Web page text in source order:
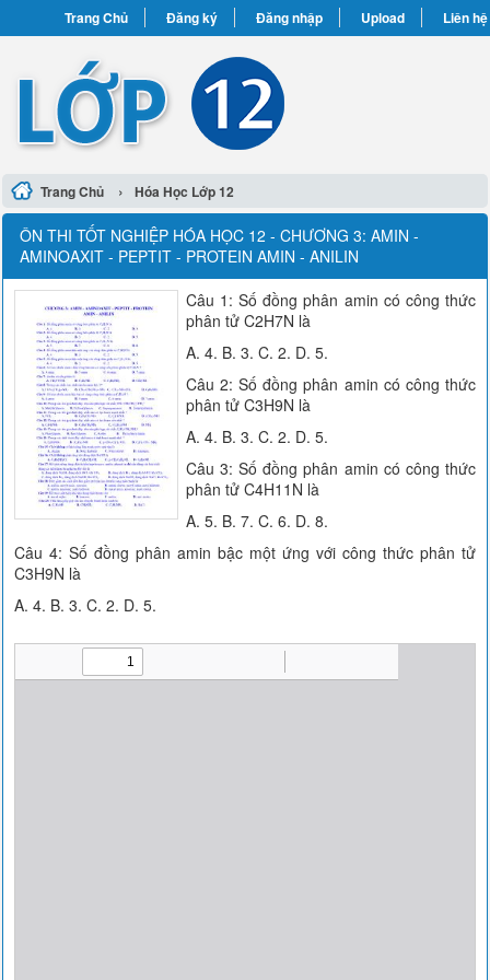
Trang Chủ Đăng ký Đăng nhập Upload Liên hệ
Trang Chủ › Hóa Học Lớp 12
ÔN THI TỐT NGHIỆP HÓA HỌC 12 - CHƯƠNG 3: AMIN -
AMINOAXIT - PEPTIT - PROTEIN AMIN - ANILIN
Câu 1: Số đồng phân amin có công thức
phân tử C2H7N là
A. 4. B. 3. C. 2. D. 5.
Câu 2: Số đồng phân amin có công thức
phân tử C3H9N là
A. 4. B. 3. C. 2. D. 5.
Câu 3: Số đồng phân amin có công thức
phân tử C4H11N là
A. 5. B. 7. C. 6. D. 8.
Câu 4: Số đồng phân amin bậc một ứng với công thức phân tử
C3H9N là
A. 4. B. 3. C. 2. D. 5.